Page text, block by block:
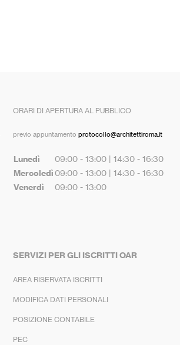
ORARI DI APERTURA AL PUBBLICO
previo appuntamento protocollo@architettiroma.it
Lunedì 09:00 - 13:00 | 14:30 - 16:30
Mercoledì 09:00 - 13:00 | 14:30 - 16:30
Venerdì 09:00 - 13:00
SERVIZI PER GLI ISCRITTI OAR
AREA RISERVATA ISCRITTI
MODIFICA DATI PERSONALI
POSIZIONE CONTABILE
PEC